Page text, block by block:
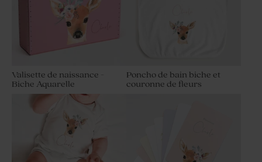
Valisette de naissance -
Biche Aquarelle
Poncho de bain biche et
couronne de fleurs